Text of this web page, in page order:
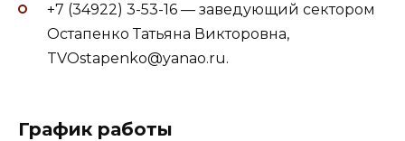
+7 (34922) 3-53-16 — заведующий сектором
Остапенко Татьяна Викторовна,
TVOstapenko@yanao.ru.
График работы